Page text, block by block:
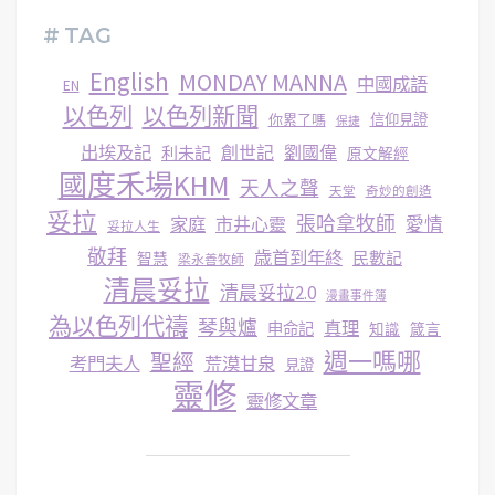
# TAG
EN English MONDAY MANNA 中國成語
以色列 以色列新聞 你累了嗎 保捷 信仰見證
出埃及記 利未記 創世記 劉國偉 原文解經
國度禾場KHM 天人之聲 天堂 奇妙的創造
妥拉 妥拉人生 家庭 市井心靈 張哈拿牧師 愛情
敬拜 智慧 梁永善牧師 歳首到年終 民數記
清晨妥拉 清晨妥拉2.0 漫畫事件簿
為以色列代禱 琴與爐 申命記 真理 知識 箴言
考門夫人 聖經 荒漠甘泉 見證 週一嗎哪
靈修 靈修文章